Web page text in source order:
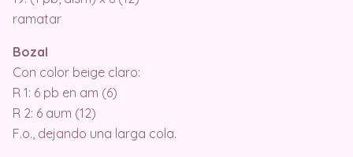
ramatar
Bozal
Con color beige claro:
R 1: 6 pb en am (6)
R 2: 6 aum (12)
F.o., dejando una larga cola.